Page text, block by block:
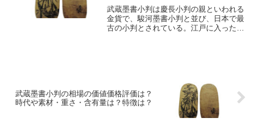
武蔵墨書小判は慶長小判の親といわれる
金貨で、駿河墨書小判と並び、日本で最
古の小判とされている。江戸に入った徳
武蔵墨書小判の相場の価値価格評価は？
時代や素材・重さ・含有量は？特徴は？